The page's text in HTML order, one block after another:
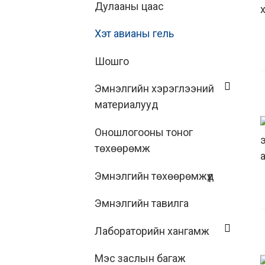
Дулааны цаас
Хэт авианы гель
Шошго
Эмнэлгийн хэрэглээний
материалууд
Оношлогооны тоног
төхөөрөмж
Эмнэлгийн төхөөрөмжүүд
Эмнэлгийн тавилга
Лабораторийн хангамж
Мэс заслын багаж